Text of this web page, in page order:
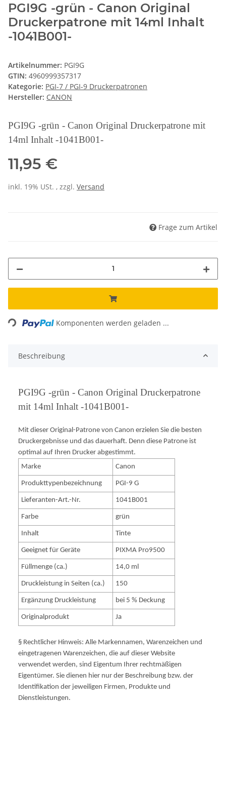
PGI9G -grün - Canon Original
Druckerpatrone mit 14ml Inhalt
-1041B001-
Artikelnummer: PGI9G
GTIN: 4960999357317
Kategorie: PGI-7 / PGI-9 Druckerpatronen
Hersteller: CANON
PGI9G -grün - Canon Original Druckerpatrone mit
14ml Inhalt -1041B001-
11,95 €
inkl. 19% USt. , zzgl. Versand
Frage zum Artikel
Loading... Komponenten werden geladen ...
Beschreibung
PGI9G -grün - Canon Original Druckerpatrone
mit 14ml Inhalt -1041B001-
Mit dieser Original-Patrone von Canon erzielen Sie die besten
Druckergebnisse und das dauerhaft. Denn diese Patrone ist
optimal auf Ihren Drucker abgestimmt.
Marke
Canon
Produkttypenbezeichnung PGI-9 G
Lieferanten-Art.-Nr. 1041B001
Farbe grün
Inhalt Tinte
Geeignet für Geräte PIXMA Pro9500
Füllmenge (ca.) 14,0 ml
Druckleistung in Seiten (ca.) 150
Ergänzung Druckleistung bei 5 % Deckung
Originalprodukt Ja
§ Rechtlicher Hinweis: Alle Markennamen, Warenzeichen und
eingetragenen Warenzeichen, die auf dieser Website
verwendet werden, sind Eigentum Ihrer rechtmäßigen
Eigentümer. Sie dienen hier nur der Beschreibung bzw. der
Identifikation der jeweiligen Firmen, Produkte und
Dienstleistungen.